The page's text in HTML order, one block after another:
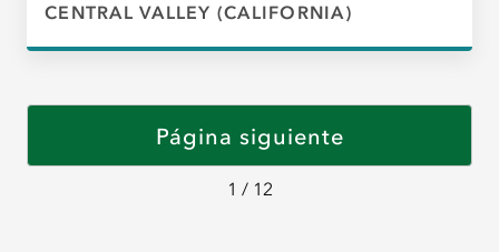
CENTRAL VALLEY (CALIFORNIA)
Página siguiente
1 / 12